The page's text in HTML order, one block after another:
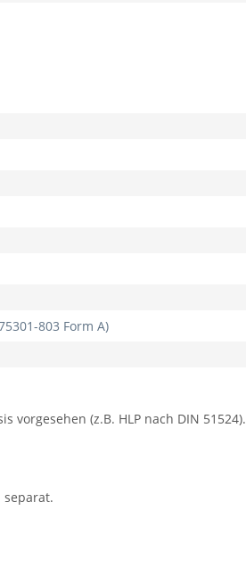
803 Form A)
(z.B. HLP nach DIN 51524).
separat.